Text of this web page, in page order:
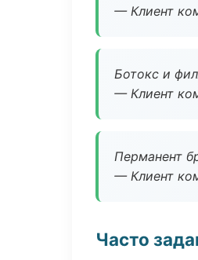
— Клиент
Ботокс и
— Клиент
Перманент
— Клиент
Часто